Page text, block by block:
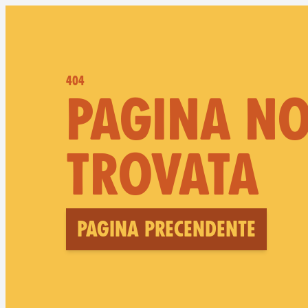
404
PAGINA
TROVATA
Pagina precendente